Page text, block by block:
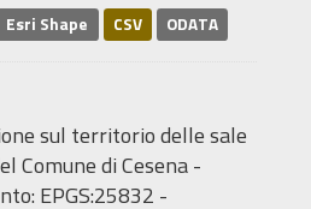
Esri Shape CSV ODATA
sul territorio delle sale
Comune di Cesena -
EPGS:25832 -